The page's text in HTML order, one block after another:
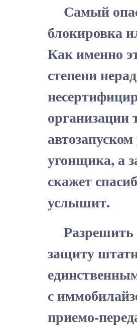
Самый
блокировка
Как именно
степени
организации
угонщика, а
скажет
услышит.
Разрешить
защиту
с
приемо-